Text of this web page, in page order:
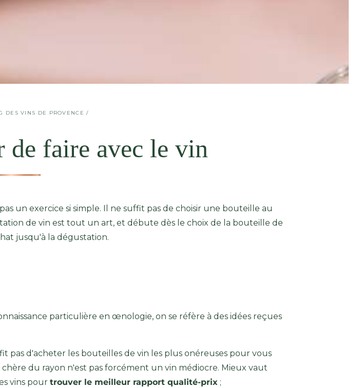
DES VINS DE PROVENCE /
de faire avec le vin
un exercice si simple. Il ne suffit pas de choisir une bouteille au
de vin est tout un art, et débute dès le choix de la bouteille de
jusqu'à la dégustation.
particulière en œnologie, on se réfère à des idées reçues
pas d'acheter les bouteilles de vin les plus onéreuses pour vous
du rayon n'est pas forcément un vin médiocre. Mieux vaut
vins pour trouver le meilleur rapport qualité-prix ;